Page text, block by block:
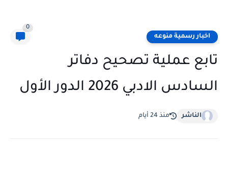
اخبار رسمية منوعه
0
تابع عملية تصحيح دفاتر
السادس الادبي 2026 الدور الأول
الناشر منذ 24 أيام